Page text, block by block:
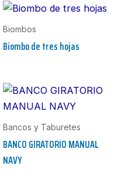
Biombos
Biombo de tres hojas
Bancos y Taburetes
BANCO GIRATORIO MANUAL
NAVY